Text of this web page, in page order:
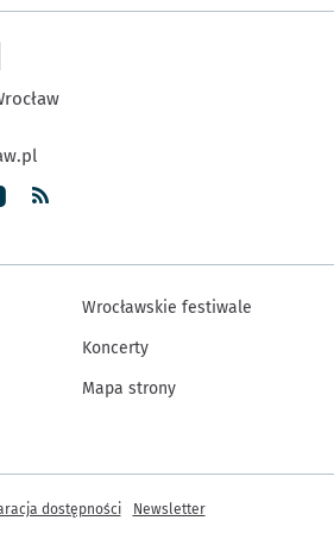
Wrocławskie festiwale
Koncerty
Mapa strony
dostępności Newsletter